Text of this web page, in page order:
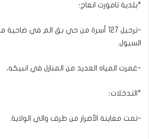
*بلدية تامورت انعاج؛
-ترحيل 127 أسرة من حي بق الم في
السيول.
-غمرت المياه العديد من المنازل في انبيكه،
*التدخلات؛
-تمت معاينة الأضرار من طرف والي الولاية.